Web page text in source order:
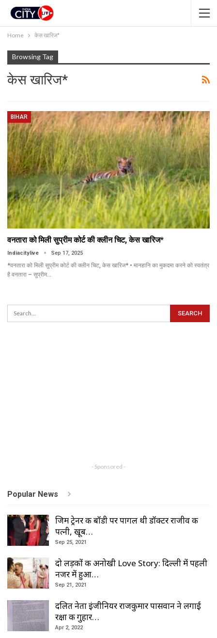
Home केस खारिज*
Browsing Tag
केस खारिज*
BIHAR
वनतारा को मिली सुप्रीम कोर्ट की क्लीन चिट, केस खारिज*
Indiacitylive Sep 17, 2025
*वनतारा को मिली सुप्रीम कोर्ट की क्लीन चिट, केस खारिज* • मानहानि का मुकदमा करने को स्वतंत्र
है वनतारा – सुप्रीम…
- Sponsored -
Popular News
जिम ट्रेनर की बॉडी पर पागल थी डॉक्टर राजीव की
पत्नी, खूब…
Sep 25, 2021
दो लड़कों की अनोखी Love Story: दिल्ली में पहली
नजर में हुआ…
Sep 21, 2021
दलित नेता इंजीनियर राजकुमार पासवान ने लगाई
रक्षा की गुहार…
Apr 2, 2022